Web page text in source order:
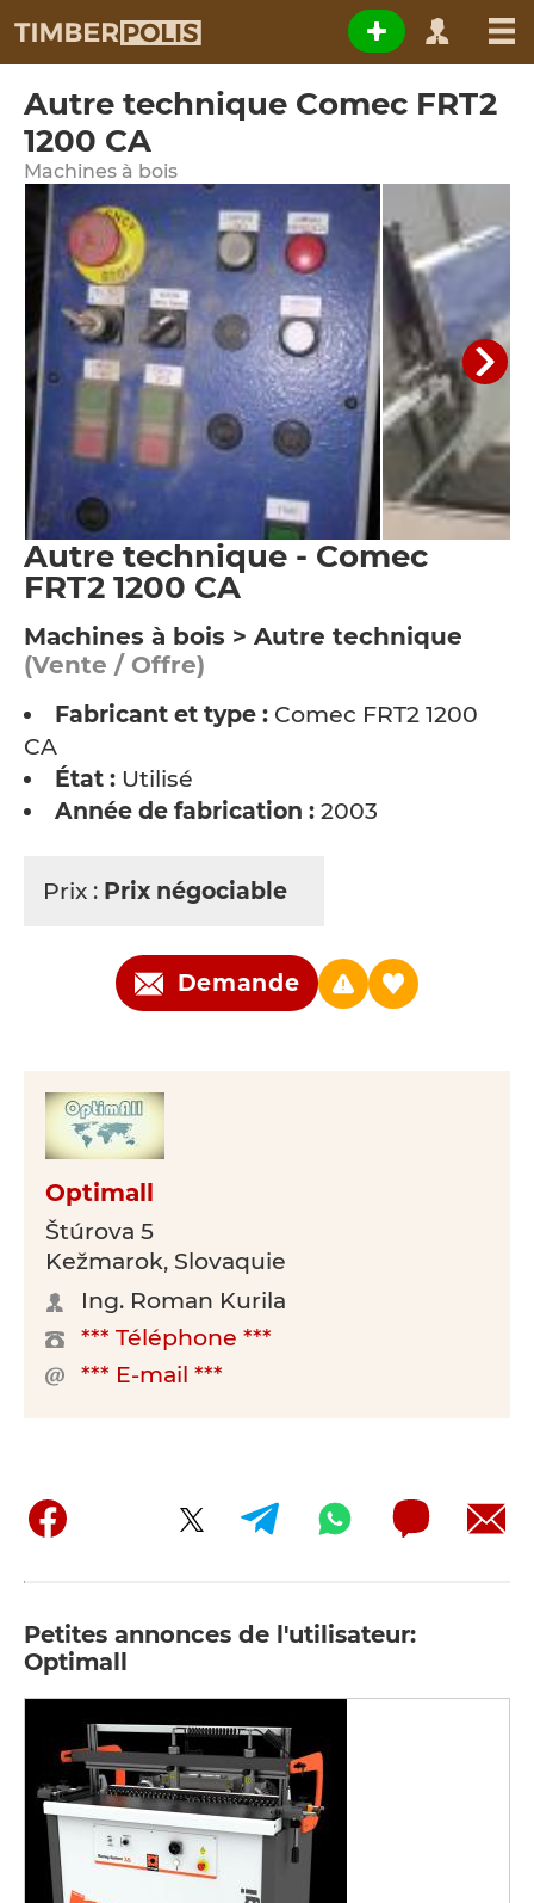
Autre technique Comec FRT2
1200 CA
Machines à bois
Autre technique - Comec
FRT2 1200 CA
Machines à bois > Autre technique
(Vente / Offre)
Fabricant et type : Comec FRT2 1200
CA
État : Utilisé
Année de fabrication : 2003
Prix : Prix négociable
Demande
Optimall
Štúrova 5
Kežmarok, Slovaquie
Ing. Roman Kurila
*** Téléphone ***
*** E-mail ***
Petites annonces de l'utilisateur:
Optimall